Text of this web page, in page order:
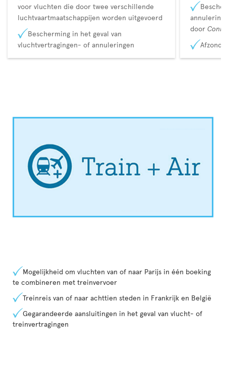
voor vluchten die door twee verschillende
luchtvaartmaatschappijen worden uitgevoerd
Bescherming in het geval van
vluchtvertragingen- of annuleringen
door
Mogelijkheid om vluchten van of naar Parijs in één boeking
te combineren met treinvervoer
Treinreis van of naar achttien steden in Frankrijk en België
Gegarandeerde aansluitingen in het geval van vlucht- of
treinvertragingen